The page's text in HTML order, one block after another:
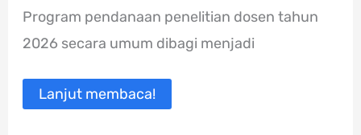
Program pendanaan penelitian dosen tahun
2026 secara umum dibagi menjadi
Panduan
dan
kepada
Masyarakat
2026
Lanjut membaca!